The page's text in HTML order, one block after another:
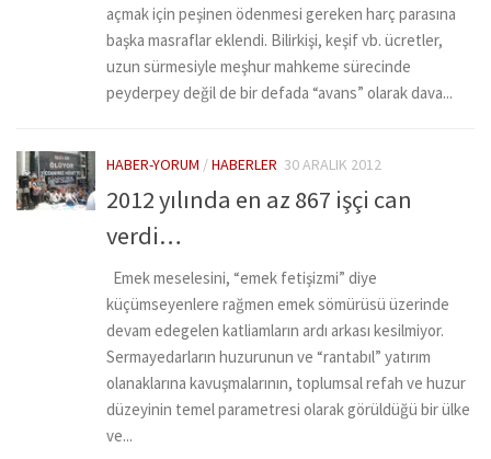
açmak için peşinen ödenmesi gereken harç parasına
başka masraflar eklendi. Bilirkişi, keşif vb. ücretler,
uzun sürmesiyle meşhur mahkeme sürecinde
peyderpey değil de bir defada “avans” olarak dava...
HABER-YORUM /HABERLER 30 ARALIK 2012
2012 yılında en az 867 işçi can
verdi…
Emek meselesini, “emek fetişizmi” diye
küçümseyenlere rağmen emek sömürüsü üzerinde
devam edegelen katliamların ardı arkası kesilmiyor.
Sermayedarların huzurunun ve “rantabıl” yatırım
olanaklarına kavuşmalarının, toplumsal refah ve huzur
düzeyinin temel parametresi olarak görüldüğü bir ülke
ve...